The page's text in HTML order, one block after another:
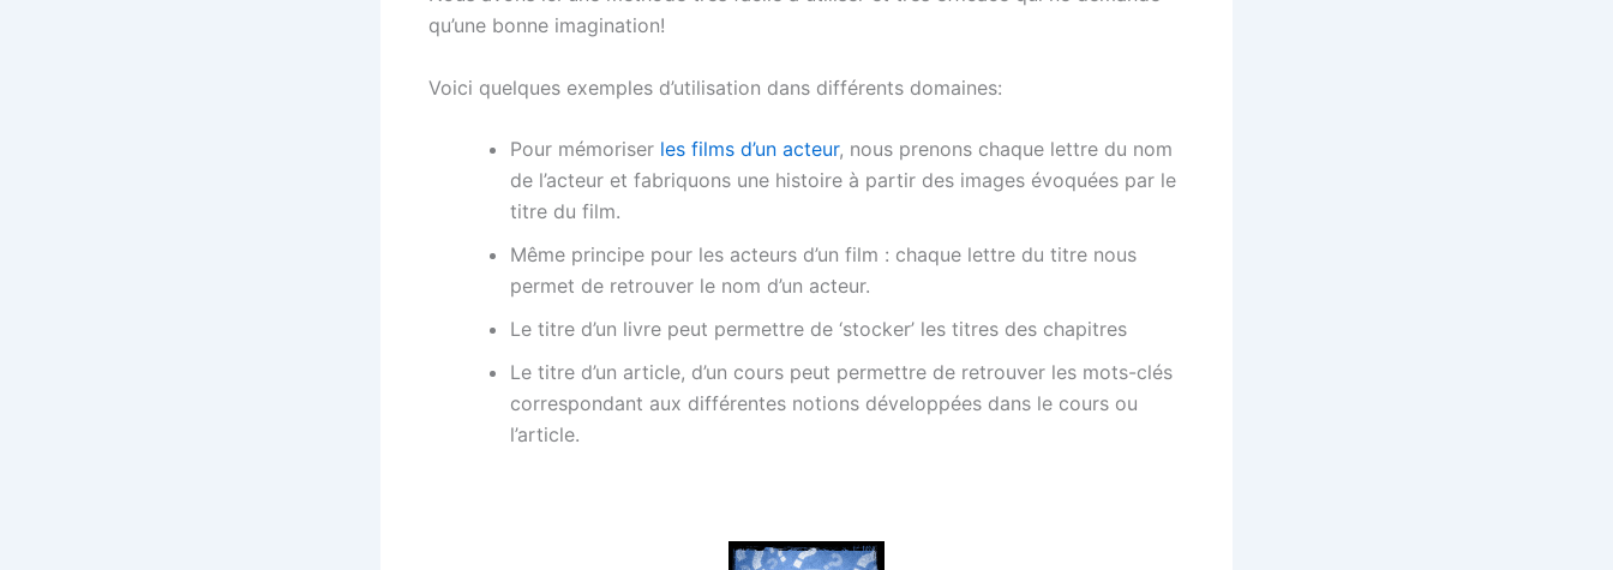
qu’une bonne imagination!
Voici quelques exemples d’utilisation dans différents domaines:
Pour mémoriser les films d’un acteur, nous prenons chaque lettre du nom
de l’acteur et fabriquons une histoire à partir des images évoquées par le
titre du film.
Même principe pour les acteurs d’un film : chaque lettre du titre nous
permet de retrouver le nom d’un acteur.
Le titre d’un livre peut permettre de ‘stocker’ les titres des chapitres
Le titre d’un article, d’un cours peut permettre de retrouver les mots-clés
correspondant aux différentes notions développées dans le cours ou
l’article.